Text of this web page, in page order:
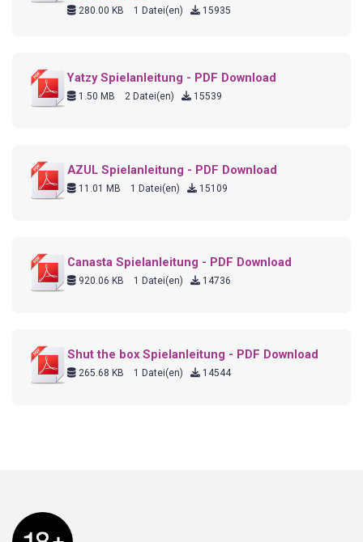
280.00 KB 1 Datei(en) 15935
Yatzy Spielanleitung - PDF Download
1.50 MB 2 Datei(en) 15539
AZUL Spielanleitung - PDF Download
11.01 MB 1 Datei(en) 15109
Canasta Spielanleitung - PDF Download
920.06 KB 1 Datei(en) 14736
Shut the box Spielanleitung - PDF Download
265.68 KB 1 Datei(en) 14544